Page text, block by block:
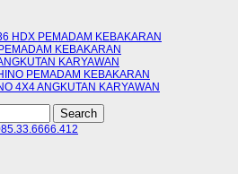
HDX PEMADAM KEBAKARAN
KEBAKARAN
KARYAWAN
PEMADAM KEBAKARAN
4X4 ANGKUTAN KARYAWAN